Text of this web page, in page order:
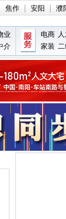
焦作 | 安阳 | 濮
业
介
电商
家装